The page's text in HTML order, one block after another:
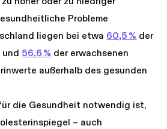
Probleme
liegen bei etwa 60,5 % der
und 56,6 % der erwachsenen
außerhalb des gesunden
die Gesundheit notwendig ist,
– auch